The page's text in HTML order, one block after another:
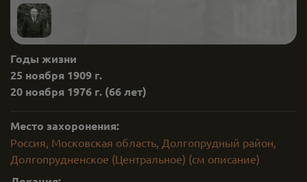
Годы жизни
25 ноября 1909 г.
20 ноября 1976 г. (66 лет)
Место захоронения:
Россия, Московская область, Долгопрудный район,
Долгопрудненское (Центральное) (см описание)